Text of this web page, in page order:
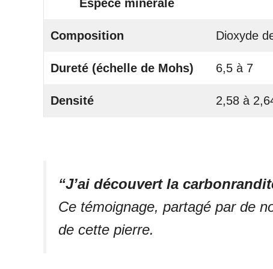
Espèce minérale
Composition Dioxyde
Dureté (échelle de Mohs) 6,5 à 7
Densité 2,58 à
“J’ai découvert la
Ce témoignage, partagé par de
de cette pierre.